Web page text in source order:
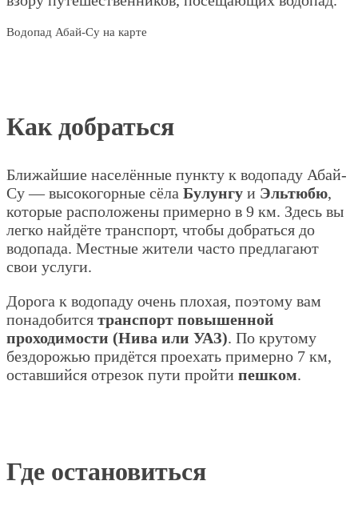
Водопад Абай-Су на карте
Как добраться
Ближайшие населённые пункту к водопаду Абай-
Су — высокогорные сёла Булунгу и Эльтюбю,
которые расположены примерно в 9 км. Здесь вы
легко найдёте транспорт, чтобы добраться до
водопада. Местные жители часто предлагают
свои услуги.
Дорога к водопаду очень плохая, поэтому вам
понадобится транспорт повышенной
проходимости (Нива или УАЗ). По крутому
бездорожью придётся проехать примерно 7 км,
оставшийся отрезок пути пройти пешком.
Где остановиться